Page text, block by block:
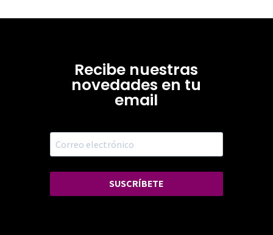
Recibe nuestras
novedades en tu
email
SUSCRÍBETE